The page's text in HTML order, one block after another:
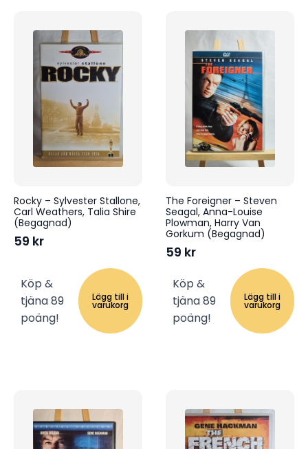
Rocky – Sylvester Stallone,
Carl Weathers, Talia Shire
(Begagnad)
59 kr
Köp &
tjäna 89
poäng!
Lägg till i
varukorg
The Foreigner – Steven
Seagal, Anna-Louise
Plowman, Harry Van
Gorkum (Begagnad)
59 kr
Köp &
tjäna 89
poäng!
Lägg till i
varukorg